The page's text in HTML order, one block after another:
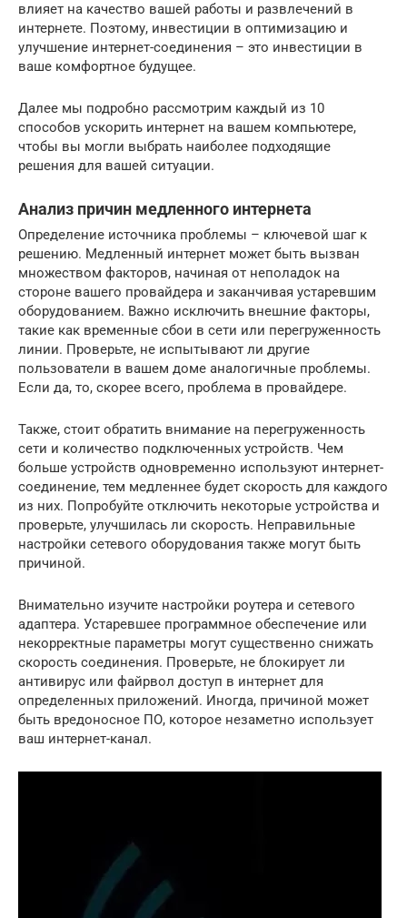
влияет на качество вашей работы и развлечений в
интернете. Поэтому, инвестиции в оптимизацию и
улучшение интернет-соединения – это инвестиции в
ваше комфортное будущее.
Далее мы подробно рассмотрим каждый из 10
способов ускорить интернет на вашем компьютере,
чтобы вы могли выбрать наиболее подходящие
решения для вашей ситуации.
Анализ причин медленного интернета
Определение источника проблемы – ключевой шаг к
решению. Медленный интернет может быть вызван
множеством факторов, начиная от неполадок на
стороне вашего провайдера и заканчивая устаревшим
оборудованием. Важно исключить внешние факторы,
такие как временные сбои в сети или перегруженность
линии. Проверьте, не испытывают ли другие
пользователи в вашем доме аналогичные проблемы.
Если да, то, скорее всего, проблема в провайдере.
Также, стоит обратить внимание на перегруженность
сети и количество подключенных устройств. Чем
больше устройств одновременно используют интернет-
соединение, тем медленнее будет скорость для каждого
из них. Попробуйте отключить некоторые устройства и
проверьте, улучшилась ли скорость. Неправильные
настройки сетевого оборудования также могут быть
причиной.
Внимательно изучите настройки роутера и сетевого
адаптера. Устаревшее программное обеспечение или
некорректные параметры могут существенно снижать
скорость соединения. Проверьте, не блокирует ли
антивирус или файрвол доступ в интернет для
определенных приложений. Иногда, причиной может
быть вредоносное ПО, которое незаметно использует
ваш интернет-канал.